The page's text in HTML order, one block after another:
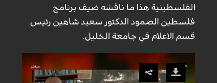
الفلسطينية هذا ما ناقشه ضيف برنامج
فلسطين الصمود الدكتور سعيد شاهين رئيس
قسم الاعلام في جامعة الخليل.